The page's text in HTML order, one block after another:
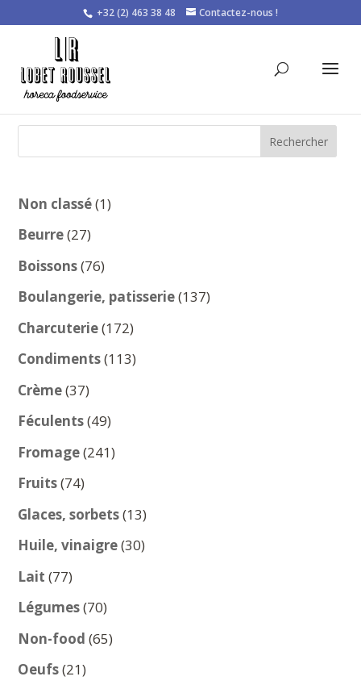
+32 (2) 463 38 48 Contactez-nous !
Rechercher
Non classé 11
Beurre 2727
produits
Boissons 7676
produits
Boulangerie, patisserie 137137
Charcuterie 172172
produits
Condiments 113113
Crème 3737
produits
Féculents 4949
produits
Fromage 241241
Fruits 7474
produits
Glaces, sorbets 1313
produits
Huile, vinaigre 3030
Lait 7777
produits
Légumes 7070
produits
Non-food 6565
Oeufs 2121